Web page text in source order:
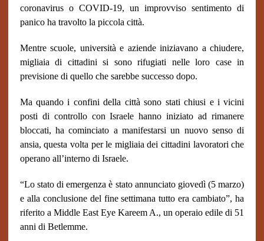
coronavirus o COVID-19, un improvviso sentimento di
panico ha travolto la piccola città.
Mentrescuole, università e aziendeiniziavano a chiudere,
migliaia di cittadini si sono rifugiati nelle loro case in
previsione di quello che sarebbe successo dopo.
Ma quando i confini della città sono stati chiusi e i vicini
posti di controllo con Israele hanno iniziato ad rimanere
bloccati, ha cominciato a manifestarsi un nuovo senso di
ansia, questa volta per le migliaia dei cittadini lavoratori che
operano all’interno di Israele.
“Lo stato di emergenza è stato annunciato giovedì (5 marzo)
e alla conclusione del fine settimana tutto era cambiato”, ha
riferito a Middle East Eye Kareem A., un operaio edile di 51
anni di Betlemme.